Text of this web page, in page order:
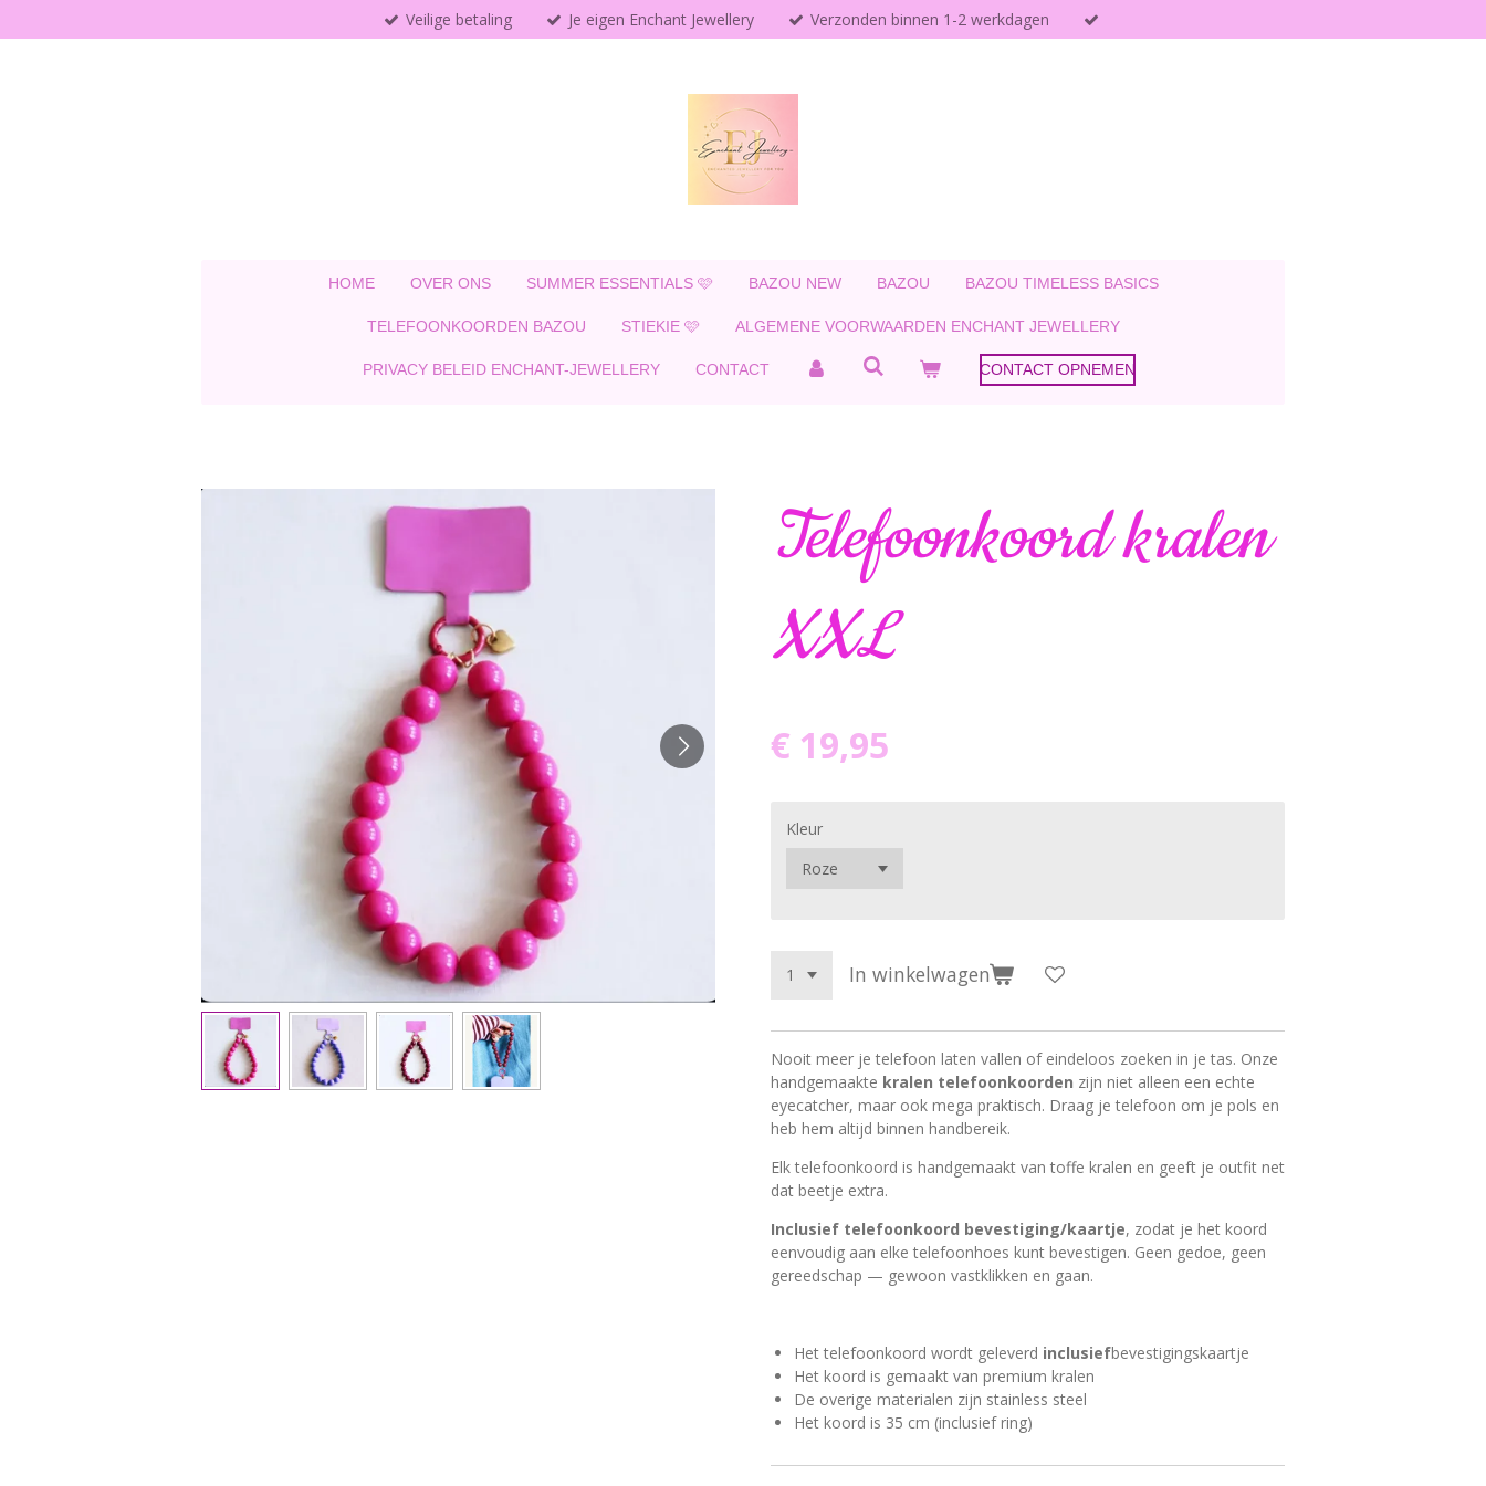
direct
Veilige betaling Je eigen Enchant Jewellery Verzonden binnen 1-2 werkdagen
HOME OVER ONS SUMMER ESSENTIALS 🩷 BAZOU NEW BAZOU BAZOU TIMELESS BASICS
TELEFOONKOORDEN BAZOU STIEKIE 🩷 ALGEMENE VOORWAARDEN ENCHANT JEWELLERY
PRIVACY BELEID ENCHANT-JEWELLERY CONTACT CONTACT OPNEMEN
Telefoonkoord kralen
XXL
€ 19,95
Kleur
In winkelwagen
Nooit meer je telefoon laten vallen of eindeloos zoeken in je tas. Onze
handgemaakte kralen telefoonkoorden zijn niet alleen een echte
eyecatcher, maar ook mega praktisch. Draag je telefoon om je pols en
heb hem altijd binnen handbereik.
Elk telefoonkoord is handgemaakt van toffe kralen en geeft je outfit net
dat beetje extra.
Inclusief telefoonkoord bevestiging/kaartje, zodat je het koord
eenvoudig aan elke telefoonhoes kunt bevestigen. Geen gedoe, geen
gereedschap — gewoon vastklikken en gaan.
Het telefoonkoord wordt geleverd inclusiefbevestigingskaartje
Het koord is gemaakt van premium kralen
De overige materialen zijn stainless steel
Het koord is 35 cm (inclusief ring)